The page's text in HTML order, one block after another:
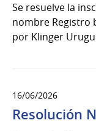
Se resuelve la
nombre Registro
por Klinger
16/06/2026
Resolución